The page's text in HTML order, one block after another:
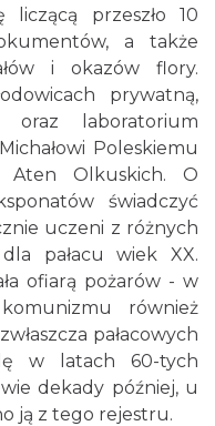
przeszło 10
a także
i okazów flory.
prywatną,
oraz laboratorium
Poleskiemu
Aten Olkuskich. O
świadczyć
uczeni z różnych
pałacu wiek XX.
ofiarą pożarów - w
również
pałacowych
w latach 60-tych
dekady później, u
ją z tego rejestru.